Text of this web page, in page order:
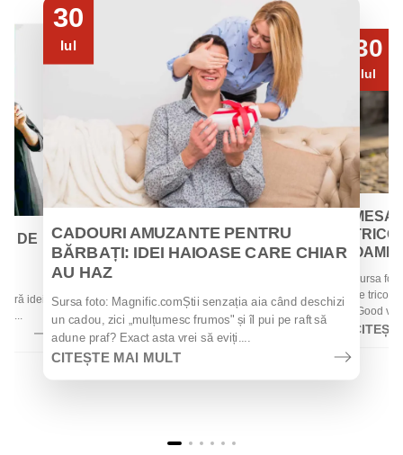
DE
idei
la...
30
Iul
CADOURI AMUZANTE PENTRU
BĂRBAȚI: IDEI HAIOASE CARE CHIAR
AU HAZ
Sursa foto: Magnific.comȘtii senzația aia când deschizi
un cadou, zici „mulțumesc frumos" și îl pui pe raft să
adune praf? Exact asta vrei să eviți....
CITEȘTE MAI MULT
30
Iul
Sursa
de
„Good